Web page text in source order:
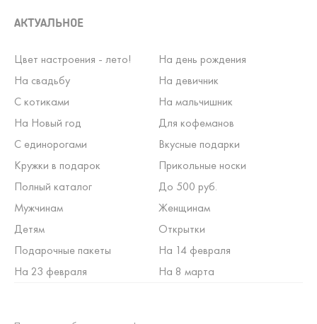
АКТУАЛЬНОЕ
Цвет настроения - лето!
На день рождения
На свадьбу
На девичник
С котиками
На мальчишник
На Новый год
Для кофеманов
С единорогами
Вкусные подарки
Кружки в подарок
Прикольные носки
Полный каталог
До 500 руб.
Мужчинам
Женщинам
Детям
Открытки
Подарочные пакеты
На 14 февраля
На 23 февраля
На 8 марта